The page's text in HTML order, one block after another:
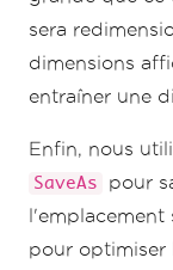
sera
dimensions
entraîner une
Enfin, nous
SaveAs
pour
l'emplacement
pour optimiser